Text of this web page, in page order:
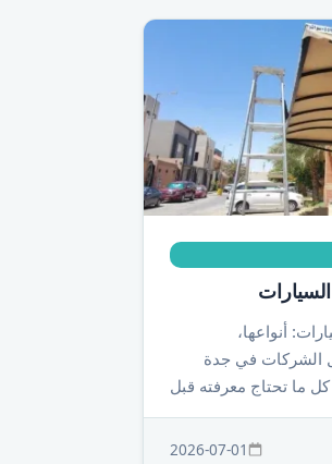
أنواعها،
الشركات في جدة
كل ما تحتاج معرفته قبل
2026-07-01